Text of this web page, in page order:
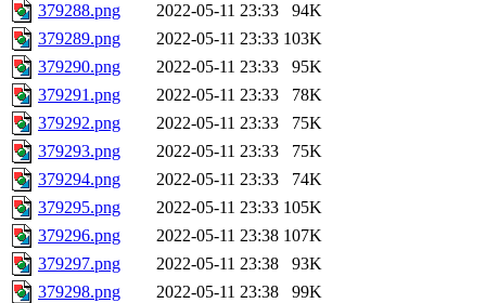
379288.png
2022-05-11 23:33
94K
379289.png
2022-05-11 23:33 103K
379290.png
2022-05-11 23:33
95K
379291.png
2022-05-11 23:33
78K
379292.png
2022-05-11 23:33
75K
379293.png
2022-05-11 23:33
75K
379294.png
2022-05-11 23:33
74K
379295.png
2022-05-11 23:33 105K
379296.png
2022-05-11 23:38 107K
379297.png
2022-05-11 23:38
93K
379298.png
2022-05-11 23:38
99K